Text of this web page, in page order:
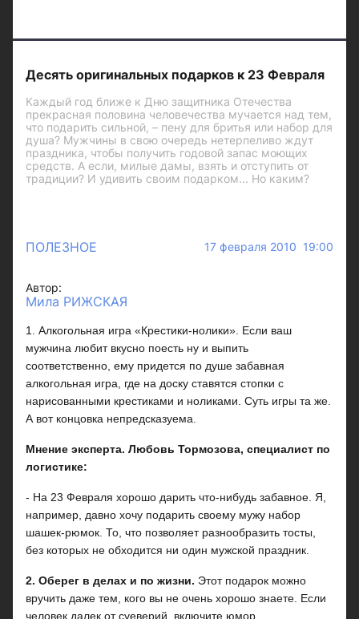
Десять оригинальных подарков к 23 Февраля
Каждый год ближе к Дню защитника Отечества
прекрасная половина человечества мучается над тем,
что подарить сильной, – пену для бритья или набор для
душа? Мужчины в свою очередь нетерпеливо ждут
праздника, чтобы получить годовой запас моющих
средств. А если, милые дамы, взять и отступить от
традиции? И удивить своим подарком... Но каким?
ПОЛЕЗНОЕ 17 февраля 2010 19:00
Автор:
Мила РИЖСКАЯ
1. Алкогольная игра «Крестики-нолики». Если ваш
мужчина любит вкусно поесть ну и выпить
соответственно, ему придется по душе забавная
алкогольная игра, где на доску ставятся стопки с
нарисованными крестиками и ноликами. Суть игры та же.
А вот концовка непредсказуема.
Мнение эксперта. Любовь Тормозова, специалист по
логистике:
- На 23 Февраля хорошо дарить что-нибудь забавное. Я,
например, давно хочу подарить своему мужу набор
шашек-рюмок. То, что позволяет разнообразить тосты,
без которых не обходится ни один мужской праздник.
2. Оберег в делах и по жизни. Этот подарок можно
вручить даже тем, кого вы не очень хорошо знаете. Если
человек далек от суеверий, включите юмор.